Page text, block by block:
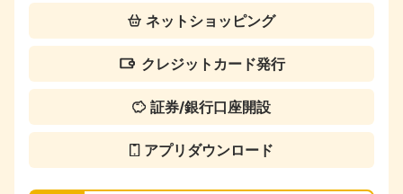
ネットショッピング
クレジットカード発行
証券/銀行口座開設
アプリダウンロード